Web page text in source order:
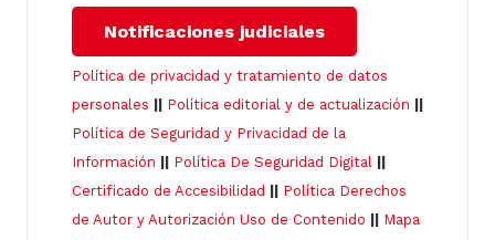
Notificaciones judiciales
Política de privacidad y tratamiento de datos
personales || Política editorial y de actualización ||
Política de Seguridad y Privacidad de la
Información || Política De Seguridad Digital ||
Certificado de Accesibilidad || Política Derechos
de Autor y Autorización Uso de Contenido || Mapa